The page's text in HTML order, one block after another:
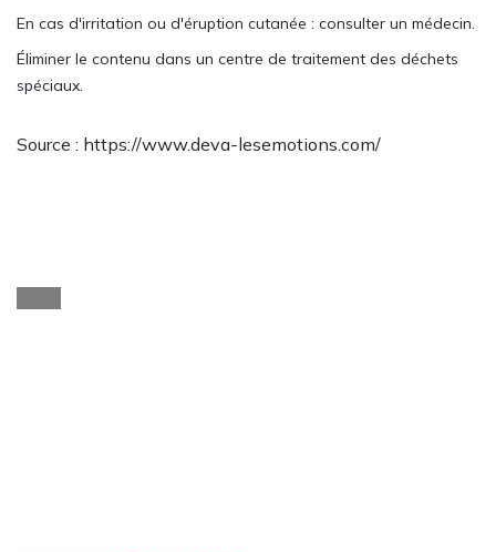
En cas d'irritation ou d'éruption cutanée : consulter un médecin.
Éliminer le contenu dans un centre de traitement des déchets
spéciaux.
Source : https://www.deva-lesemotions.com/